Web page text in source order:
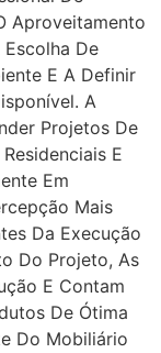
Aproveitamento
De
E A Definir
A
Projetos De
E
Em
Mais
Da Execução
Do Projeto, As
E Contam
De Ótima
Do Mobiliário